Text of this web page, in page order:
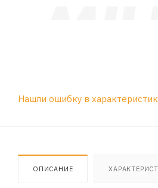
Нашли ошибку в
ОПИСАНИЕ